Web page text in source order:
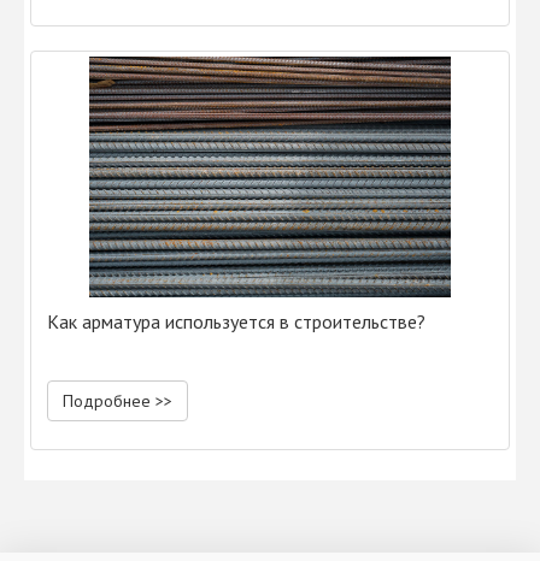
Как арматура используется в строительстве?
Подробнее >>